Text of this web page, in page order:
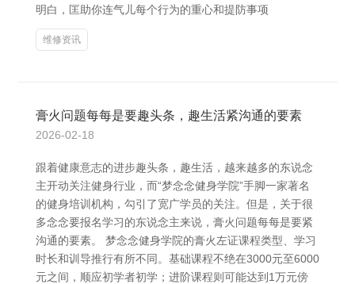
明白，匡助你连气儿每个行为的重心和提防事项
维修资讯
膏火问题每每是要趣头条，趣生活紧沟通的要素
2026-02-18
跟着健康意志的进步趣头条，趣生活，越来越多的东说念
主开动关注健身行业，而“梦念念健身学院”手脚一家著名
的健身培训机构，勾引了宽广学员的关注。但是，关于很
多念念要报名学习的东说念主来说，膏火问题每每是要紧
沟通的要素。 梦念念健身学院的膏火左证课程类型、学习
时长和训导推行有所不同。基础课程不绝在3000元至6000
元之间，顺应初学者初学；进阶课程则可能达到1万元傍